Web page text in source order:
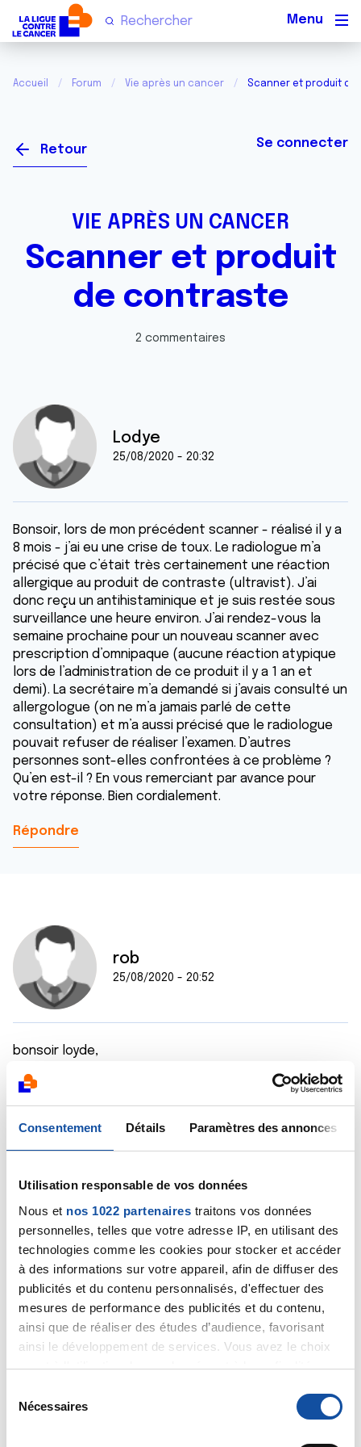
Consentement Détails Paramètres des annonces
Utilisation responsable de vos données
Nous et nos 1022 partenaires traitons vos données
personnelles, telles que votre adresse IP, en utilisant des
technologies comme les cookies pour stocker et accéder
à des informations sur votre appareil, afin de diffuser des
publicités et du contenu personnalisés, d'effectuer des
mesures de performance des publicités et du contenu,
ainsi que de réaliser des études d’audience, favorisant
ainsi le développement de services. Vous avez le choix
quant à l'utilisation de vos données et à leurs finalités.
tout moment en consultant la Déclaration relative aux
cookies ou en cliquant sur l'icône de confidentialité.
Nécessaires
Accueil Forum Vie après un cancer Scanner et produit
Retour Se connecter
VIE APRÈS UN CANCER
Scanner et produit
de contraste
2 commentaires
Lodye
25/08/2020 - 20:32
Bonsoir, lors de mon précédent scanner - réalisé il y a
8 mois - j’ai eu une crise de toux. Le radiologue m’a
précisé que c’était très certainement une réaction
allergique au produit de contraste (ultravist). J’ai
donc reçu un antihistaminique et je suis restée sous
surveillance une heure environ. J’ai rendez-vous la
semaine prochaine pour un nouveau scanner avec
prescription d’omnipaque (aucune réaction atypique
lors de l’administration de ce produit il y a 1 an et
demi). La secrétaire m’a demandé si j’avais consulté un
allergologue (on ne m’a jamais parlé de cette
consultation) et m’a aussi précisé que le radiologue
pouvait refuser de réaliser l’examen. D’autres
personnes sont-elles confrontées à ce problème ?
Qu’en est-il ? En vous remerciant par avance pour
votre réponse. Bien cordialement.
Répondre
rob
25/08/2020 - 20:52
bonsoir loyde,
grosse envie de vomir,c'est très désagréable pour moi
et a chaque scan j'appréhende.
bonne soirée a tous.
Lodye
26/08/2020 - 08:06
d’allergie a l’Ultravist. Je te souhaite une belle journée